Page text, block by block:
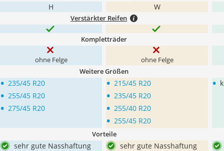
H W
Verstärkter Reifen
Kompletträder
ohne Felge ohne Felge
Weitere Größen
• 235/45 R20
• 255/45 R20
• 275/45 R20
• 215/45 R20
• 235/45 R20
• 255/40 R20
• 255/45 R20
•
Vorteile
sehr gute Nasshaftung
sehr gute Nasshaftung